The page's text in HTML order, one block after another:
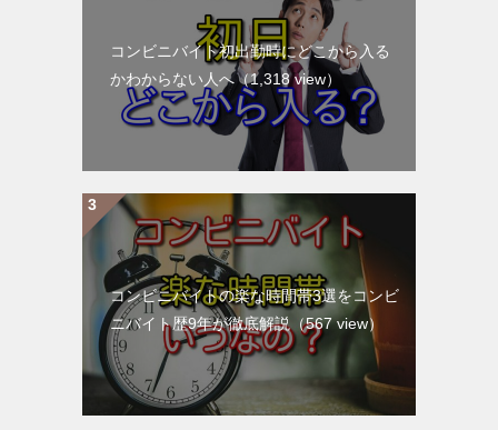
コンビニバイト初出勤時にどこから入る
かわからない人へ（1,318 view）
コンビニバイトの楽な時間帯3選をコンビ
ニバイト歴9年が徹底解説（567 view）